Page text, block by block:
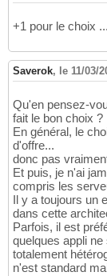
+1 pour le choix ...
Saverok, le 11/03/
Qu'en pensez-
fait le bon choix ?
En général, le
d'offre...
donc pas
Et puis, je n'ai
compris les
Il y a toujours un
dans cette
Parfois, il est
quelques appli
totalement
n'est standard